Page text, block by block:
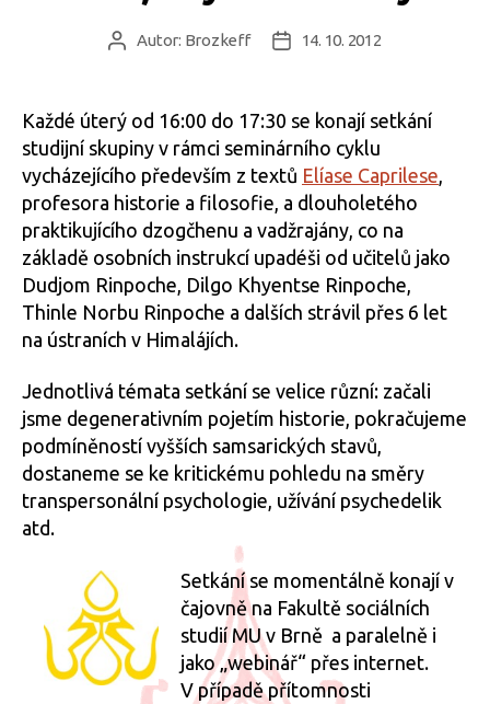
AutorAutor: Brozkeff
Datum14. 10. 2012
Každé úterý od 16:00 do 17:30 se konají setkání
studijní skupiny v rámci seminárního cyklu
vycházejícího především z textů Elíase Caprilese
profesora historie a filosofie, a dlouholetého
praktikujícího dzogčhenu a vadžrajány, co na
základě osobních instrukcí upadéši od učitelů jako
Dudjom Rinpoche, Dilgo Khyentse Rinpoche,
Thinle Norbu Rinpoche a dalších strávil přes 6 let
na ústraních v Himalájích.
Jednotlivá témata setkání se velice různí: začali
jsme degenerativním pojetím historie, pokračujeme
podmíněností vyšších samsarických stavů,
dostaneme se ke kritickému pohledu na směry
transpersonální psychologie, užívání psychedelik
atd.
Setkání se momentálně konají v
čajovně na Fakultě sociálních
studií MU v Brně a paralelně i
jako „webinář“ přes internet.
V případě přítomnosti